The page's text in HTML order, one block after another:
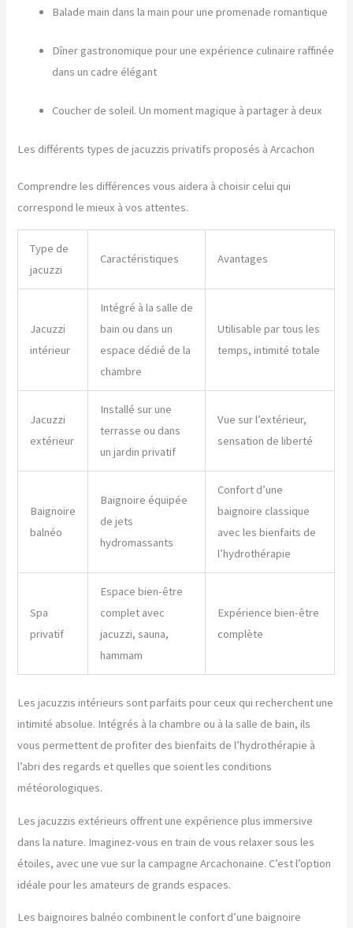
Balade main dans la main pour une promenade romantique
Dîner gastronomique pour une expérience culinaire raffinée
dans un cadre élégant
Coucher de soleil. Un moment magique à partager à deux
Les différents types de jacuzzis privatifs proposés à Arcachon
Comprendre les différences vous aidera à choisir celui qui
correspond le mieux à vos attentes.
Type de
jacuzzi
Caractéristiques Avantages
Jacuzzi
intérieur
Intégré à la salle de
bain ou dans un
espace dédié de la
chambre
Utilisable par tous les
temps, intimité totale
Jacuzzi
extérieur
Installé sur une
terrasse ou dans
un jardin privatif
Vue sur l’extérieur,
sensation de liberté
Baignoire
balnéo
Baignoire équipée
de jets
hydromassants
Confort d’une
baignoire classique
avec les bienfaits de
l’hydrothérapie
Spa
privatif
Espace bien-être
complet avec
jacuzzi, sauna,
hammam
Expérience bien-être
complète
Les jacuzzis intérieurs sont parfaits pour ceux qui recherchent une
intimité absolue. Intégrés à la chambre ou à la salle de bain, ils
vous permettent de profiter des bienfaits de l’hydrothérapie à
l’abri des regards et quelles que soient les conditions
météorologiques.
Les jacuzzis extérieurs offrent une expérience plus immersive
dans la nature. Imaginez-vous en train de vous relaxer sous les
étoiles, avec une vue sur la campagne Arcachonaine. C’est l’option
idéale pour les amateurs de grands espaces.
Les baignoires balnéo combinent le confort d’une baignoire